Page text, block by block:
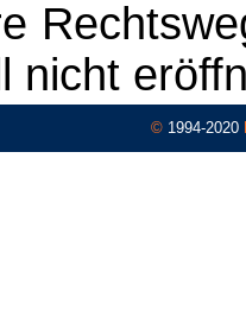
nicht
© 1994-2020